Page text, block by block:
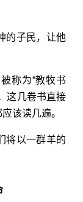
的子民，让他
称为“教牧书
这几卷书直接
该读几遍。
将以一群羊的